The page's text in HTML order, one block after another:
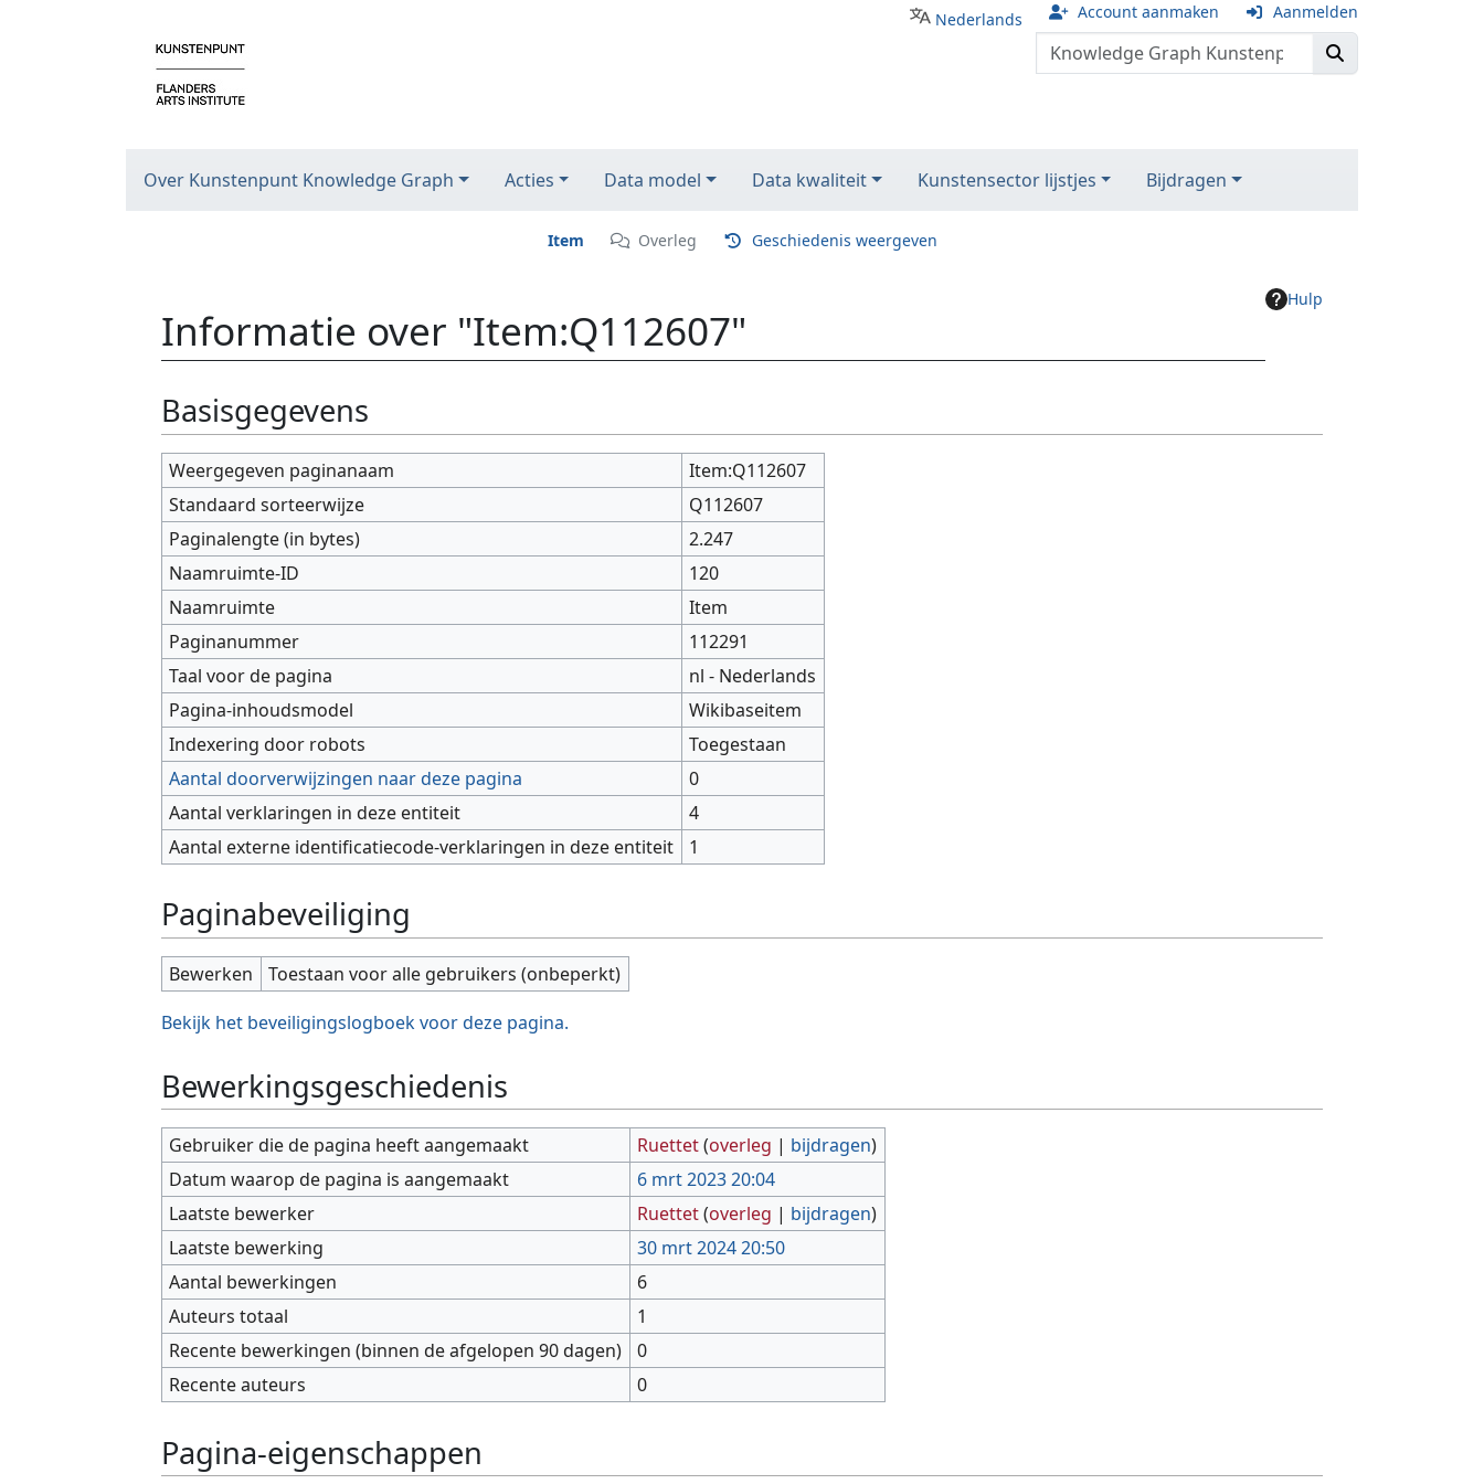
Nederlands Account aanmaken Aanmelden
Over Kunstenpunt Knowledge Graph Acties Data model Data kwaliteit Kunstensector lijstjes Bijdragen
Item Overleg Geschiedenis weergeven
Hulp
Informatie over "Item:Q112607"
Basisgegevens
Weergegeven paginanaam
Item:Q112607
Standaard sorteerwijze
Q112607
Paginalengte (in bytes)
2.247
Naamruimte-ID
120
Naamruimte
Item
Paginanummer
112291
Taal voor de pagina
nl - Nederlands
Pagina-inhoudsmodel
Wikibaseitem
Indexering door robots
Toegestaan
Aantal doorverwijzingen naar deze pagina
0
Aantal verklaringen in deze entiteit
4
Aantal externe identificatiecode-verklaringen in deze entiteit
1
Paginabeveiliging
Bewerken
Toestaan voor alle gebruikers (onbeperkt)
Bekijk het beveiligingslogboek voor deze pagina.
Bewerkingsgeschiedenis
Gebruiker die de pagina heeft aangemaakt Ruettet(overleg | bijdragen)
Datum waarop de pagina is aangemaakt
6 mrt 2023 20:04
Laatste bewerker
Ruettet(overleg | bijdragen)
Laatste bewerking
30 mrt 2024 20:50
Aantal bewerkingen
6
Auteurs totaal
1
Recente bewerkingen (binnen de afgelopen 90 dagen)
0
Recente auteurs
0
Pagina-eigenschappen